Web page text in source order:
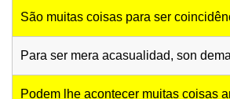
São muitas coisas para ser
Para ser mera acasualidad, son
Podem lhe acontecer muitas coisas